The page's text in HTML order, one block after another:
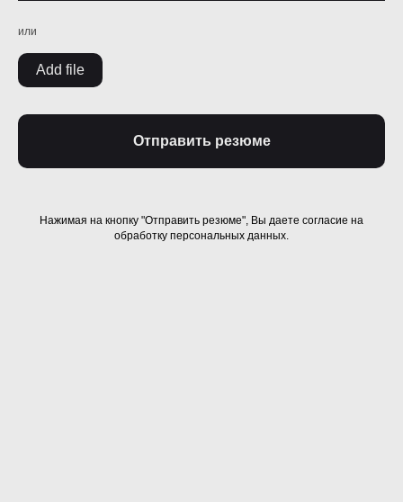
или
Add file
Отправить резюме
Нажимая на кнопку "Отправить резюме", Вы даете согласие на
обработку персональных данных.